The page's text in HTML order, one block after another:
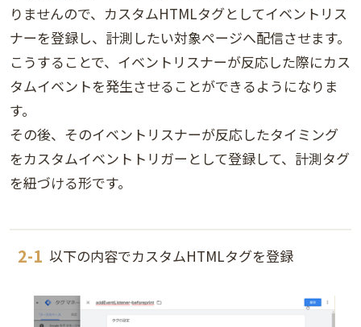
りませんので、カスタムHTMLタグとしてイベントリス
ナーを登録し、計測したい対象ページへ配信させます。
こうすることで、イベントリスナーが反応した際にカス
タムイベントを発生させることができるようになりま
す。
その後、そのイベントリスナーが反応したタイミング
をカスタムイベントトリガーとして登録して、計測タグ
を紐づける形です。
以下の内容でカスタムHTMLタグを登録